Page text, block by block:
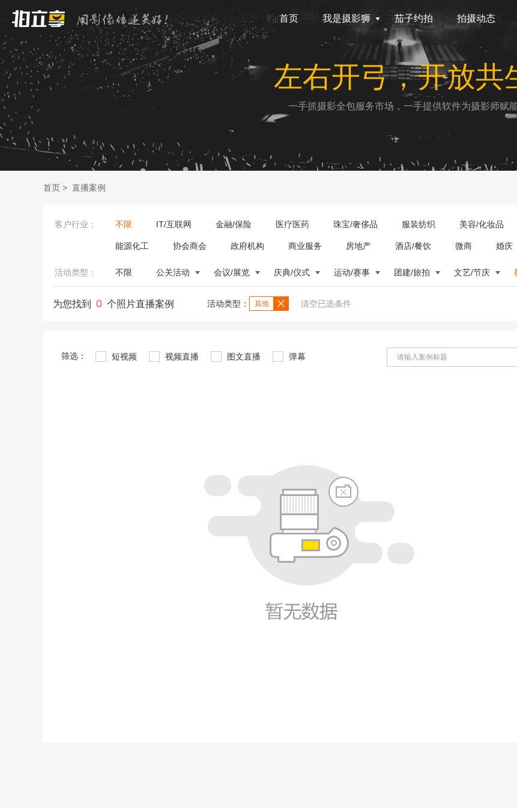
首页 我是摄影狮 茄子约拍 拍摄动态
左右开弓，开放共
一手抓摄影全包服务市场，一手提供软件为摄影师赋
首页 > 直播案例
客户行业： 不限 IT/互联网 金融/保险 医疗医药 珠宝/奢侈品 服装纺织 美容/化妆品
能源化工 协会商会 政府机构 商业服务 房地产 酒店/餐饮 微商 婚庆
活动类型： 不限 公关活动 会议/展览 庆典/仪式 运动/赛事 团建/旅拍 文艺/节庆
为您找到 0 个照片直播案例 活动类型： 其他 清空已选条件
筛选： 短视频 视频直播 图文直播 弹幕